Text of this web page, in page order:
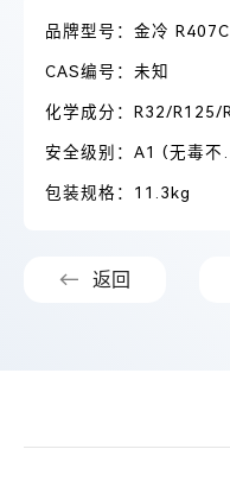
品牌型号：金冷 R407C
CAS编号：未知
包装规格：11.3kg
返回